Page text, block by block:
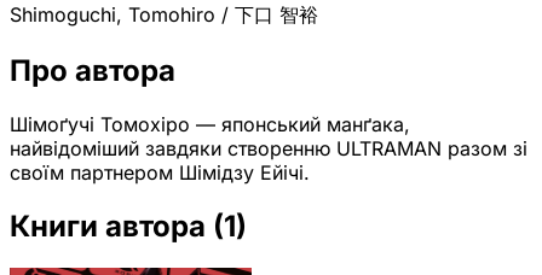
Shimoguchi, Tomohiro / 下口 智裕
Про автора
Шімоґучі Томохіро — японський манґака,
найвідоміший завдяки створенню ULTRAMAN разом зі
своїм партнером Шімідзу Ейічі.
Книги автора (1)